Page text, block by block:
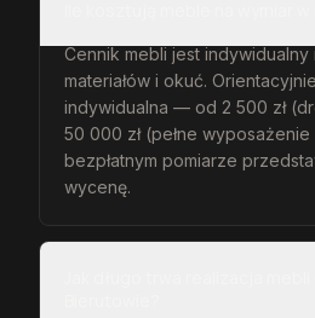
Cennik mebli jest indywidualny
materiałów i okuć.
indywidualna — od 2 500 zł
50 000 zł (pełne
bezpłatnym pomiarze
wycenę.